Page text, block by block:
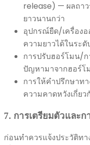
release) — ผลถา
ยาวนานกว่า
อุปกรณ์ยืด/เครื่องอ
ความยาวได้ในระดั
การปรับฮอร์โมน/
ปัญหามาจากฮอร์โ
การให้คำปรึกษาท
ความคาดหวังเกี่ย
7. การเตรียมตัวและ
ก่อนทำควรแจ้งประวัติท